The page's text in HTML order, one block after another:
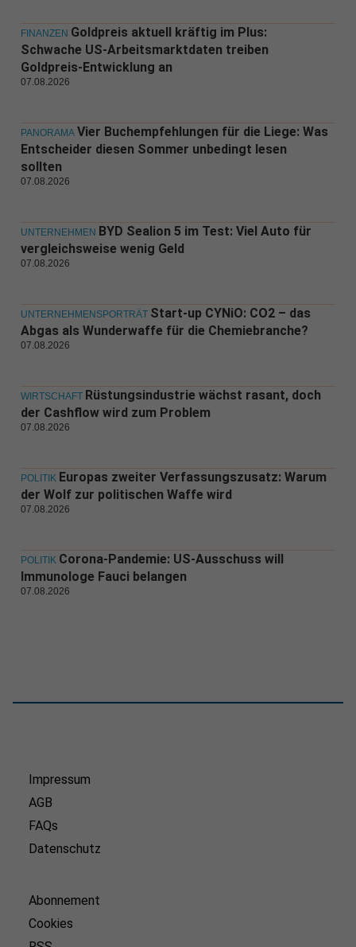
FINANZEN Goldpreis aktuell kräftig im Plus:
Schwache US-Arbeitsmarktdaten treiben
Goldpreis-Entwicklung an
07.08.2026
PANORAMA Vier Buchempfehlungen für die Liege: Was
Entscheider diesen Sommer unbedingt lesen
sollten
07.08.2026
UNTERNEHMEN BYD Sealion 5 im Test: Viel Auto für
vergleichsweise wenig Geld
07.08.2026
UNTERNEHMENSPORTRÄT Start-up CYNiO: CO2 – das
Abgas als Wunderwaffe für die Chemiebranche?
07.08.2026
WIRTSCHAFT Rüstungsindustrie wächst rasant, doch
der Cashflow wird zum Problem
07.08.2026
POLITIK Europas zweiter Verfassungszusatz: Warum
der Wolf zur politischen Waffe wird
07.08.2026
POLITIK Corona-Pandemie: US-Ausschuss will
Immunologe Fauci belangen
07.08.2026
Impressum
AGB
FAQs
Datenschutz
Abonnement
Cookies